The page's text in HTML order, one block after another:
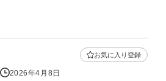
2026年4月8日
お気に入り登録